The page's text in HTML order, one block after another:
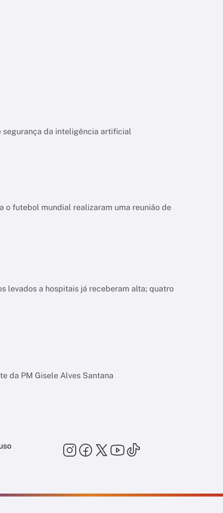
segurança da inteligência artificial
o futebol mundial realizaram uma reunião de
levados a hospitais já receberam alta; quatro
da PM Gisele Alves Santana